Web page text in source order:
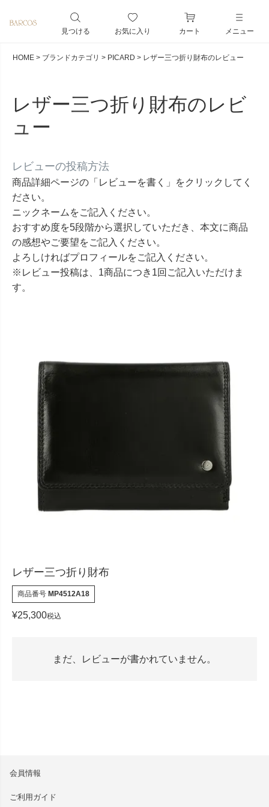
見つける お気に入り カート メニュー
HOME ブランドカテゴリ PICARD レザー三つ折り財布のレビュー
レザー三つ折り財布のレビ
ュー
レビューの投稿方法
商品詳細ページの「レビューを書く」をクリックしてく
ださい。
ニックネームをご記入ください。
おすすめ度を5段階から選択していただき、本文に商品
の感想やご要望をご記入ください。
よろしければプロフィールをご記入ください。
※レビュー投稿は、1商品につき1回ご記入いただけま
す。
レザー三つ折り財布
商品番号 MP4512A18
¥25,300税込
まだ、レビューが書かれていません。
会員情報
ご利用ガイド